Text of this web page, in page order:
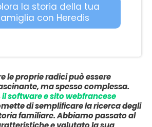
la storia della tua
con Heredis
le proprie radici può essere
ma spesso complessa.
il software e sito webfrancese
di semplificare la ricerca degli
familiare.Abbiamo passato al